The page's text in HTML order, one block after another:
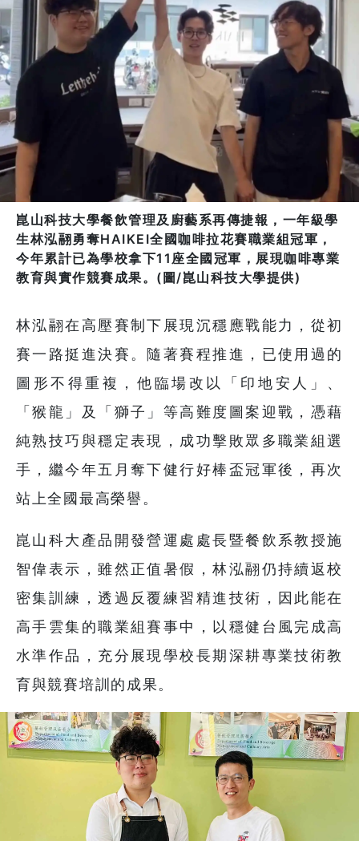
崑山科技大學餐飲管理及廚藝系再傳捷報，一年級學
生林泓翮勇奪HAIKEI全國咖啡拉花賽職業組冠軍，
今年累計已為學校拿下11座全國冠軍，展現咖啡專業
教育與實作競賽成果。(圖/崑山科技大學提供)
林泓翮在高壓賽制下展現沉穩應戰能力，從初
賽一路挺進決賽。隨著賽程推進，已使用過的
圖形不得重複，他臨場改以「印地安人」、
「猴龍」及「獅子」等高難度圖案迎戰，憑藉
純熟技巧與穩定表現，成功擊敗眾多職業組選
手，繼今年五月奪下健行好棒盃冠軍後，再次
站上全國最高榮譽。
崑山科大產品開發營運處處長暨餐飲系教授施
智偉表示，雖然正值暑假，林泓翮仍持續返校
密集訓練，透過反覆練習精進技術，因此能在
高手雲集的職業組賽事中，以穩健台風完成高
水準作品，充分展現學校長期深耕專業技術教
育與競賽培訓的成果。